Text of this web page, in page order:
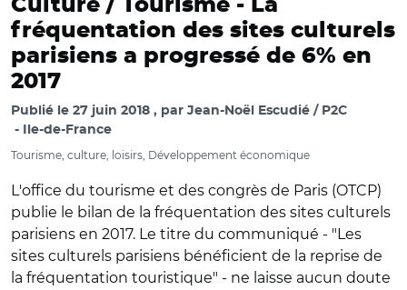
Culture / Tourisme - La
fréquentation des sites culturels
parisiens a progressé de 6% en
2017
Publié le 27 juin 2018 par Jean-Noël Escudié / P2C
Ile-de-France
Tourisme, culture, loisirs, Développement économique
L'office du tourisme et des congrès de Paris (OTCP)
publie le bilan de la fréquentation des sites culturels
parisiens en 2017. Le titre du communiqué - "Les
sites culturels parisiens bénéficient de la reprise de
la fréquentation touristique" - ne laisse aucun doute